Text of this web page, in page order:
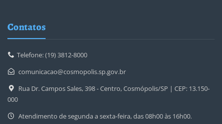
Contatos
Telefone: (19) 3812-8000
comunicacao@cosmopolis.sp.gov.br
Rua Dr. Campos Sales, 398 - Centro, Cosmópolis/SP | CEP: 13.150-
000
Atendimento de segunda a sexta-feira, das 08h00 às 16h00.